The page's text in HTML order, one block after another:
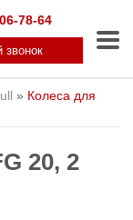
78-64
звонок
» Колеса для
20, 2